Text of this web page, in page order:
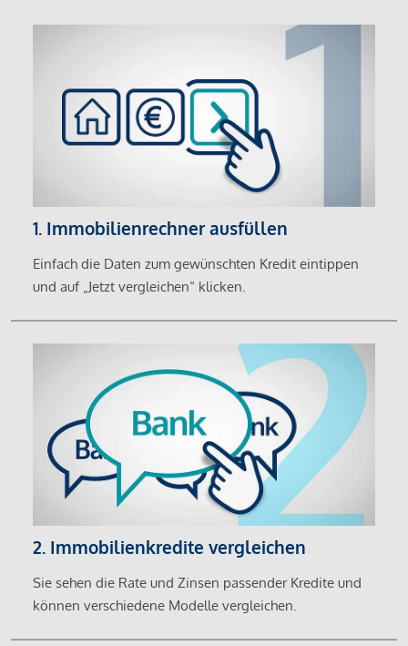
1. Immobilienrechner ausfüllen
Einfach die Daten zum gewünschten Kredit eintippen
und auf „Jetzt vergleichen“ klicken.
2. Immobilienkredite vergleichen
Sie sehen die Rate und Zinsen passender Kredite und
können verschiedene Modelle vergleichen.